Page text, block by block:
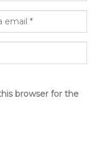
browser for the